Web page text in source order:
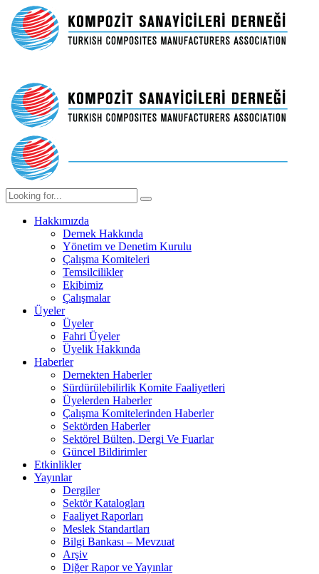
Hakkımızda
Dernek Hakkında
Yönetim ve Denetim Kurulu
Çalışma Komiteleri
Temsilcilikler
Ekibimiz
Çalışmalar
Üyeler
Üyeler
Fahri Üyeler
Üyelik Hakkında
Haberler
Dernekten Haberler
Sürdürülebilirlik Komite Faaliyetleri
Üyelerden Haberler
Çalışma Komitelerinden Haberler
Sektörden Haberler
Sektörel Bülten, Dergi Ve Fuarlar
Güncel Bildirimler
Etkinlikler
Yayınlar
Dergiler
Sektör Katalogları
Faaliyet Raporları
Meslek Standartları
Bilgi Bankası – Mevzuat
Arşiv
Diğer Rapor ve Yayınlar